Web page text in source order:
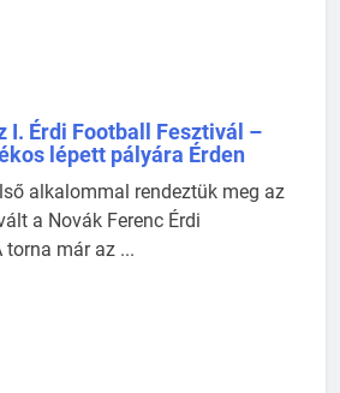
I. Érdi Football Fesztivál –
lépett pályára Érden
alkalommal rendeztük meg az
a Novák Ferenc Érdi
már az ...